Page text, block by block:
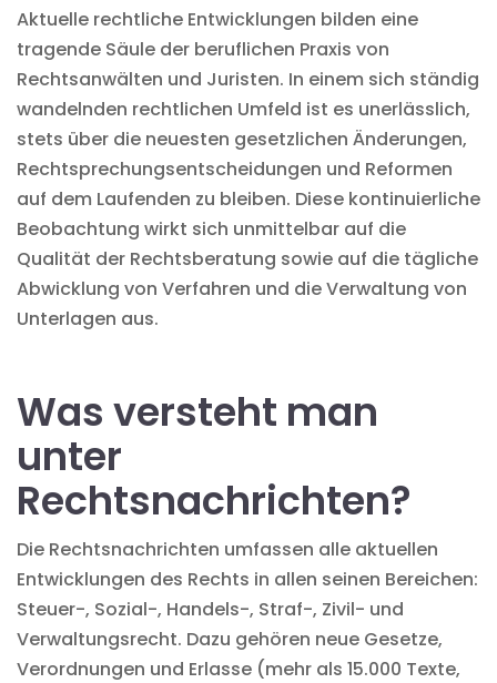
Aktuelle rechtliche Entwicklungen bilden eine
tragende Säule der beruflichen Praxis von
Rechtsanwälten und Juristen. In einem sich ständig
wandelnden rechtlichen Umfeld ist es unerlässlich,
stets über die neuesten gesetzlichen Änderungen,
Rechtsprechungsentscheidungen und Reformen
auf dem Laufenden zu bleiben. Diese kontinuierliche
Beobachtung wirkt sich unmittelbar auf die
Qualität der Rechtsberatung sowie auf die tägliche
Abwicklung von Verfahren und die Verwaltung von
Unterlagen aus.
Was versteht man
unter
Rechtsnachrichten?
Die Rechtsnachrichten umfassen alle aktuellen
Entwicklungen des Rechts in allen seinen Bereichen:
Steuer-, Sozial-, Handels-, Straf-, Zivil- und
Verwaltungsrecht. Dazu gehören neue Gesetze,
Verordnungen und Erlasse (mehr als 15.000 Texte,